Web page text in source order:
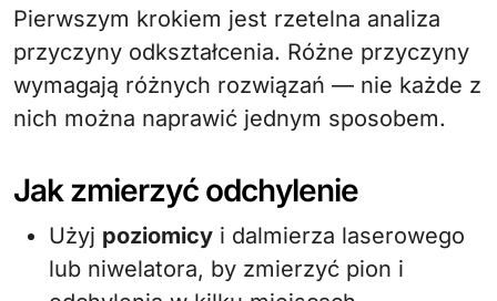
Pierwszym krokiem jest rzetelna analiza
przyczyny odkształcenia. Różne przyczyny
wymagają różnych rozwiązań — nie każde z
nich można naprawić jednym sposobem.
Jak zmierzyć odchylenie
Użyj poziomicy i dalmierza laserowego
lub niwelatora, by zmierzyć pion i